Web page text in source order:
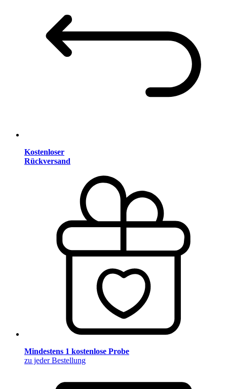
Kostenloser
Rückversand
Mindestens 1 kostenlose Probe
zu jeder Bestellung